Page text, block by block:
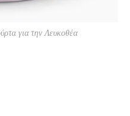
για την Λευκοθέα